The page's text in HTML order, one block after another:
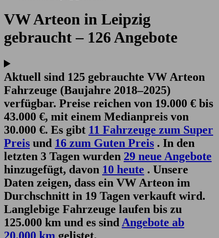
VW Arteon in Leipzig
gebraucht – 126 Angebote
Aktuell sind 125 gebrauchte VW Arteon
Fahrzeuge (Baujahre 2018–2025)
verfügbar. Preise reichen von 19.000 € bis
43.000 €, mit einem Medianpreis von
30.000 €. Es gibt 11 Fahrzeuge zum Super
Preis und 16 zum Guten Preis . In den
letzten 3 Tagen wurden 29 neue Angebote
hinzugefügt, davon 10 heute . Unsere
Daten zeigen, dass ein VW Arteon im
Durchschnitt in 19 Tagen verkauft wird.
Langlebige Fahrzeuge laufen bis zu
125.000 km und es sind Angebote ab